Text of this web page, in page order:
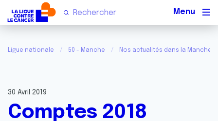
Ligue nationale 50 - Manche Nos actualités dans la Manche
30 Avril 2019
Comptes 2018